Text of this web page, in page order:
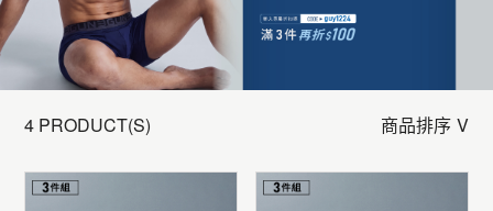
4 PRODUCT(S) 商品排序